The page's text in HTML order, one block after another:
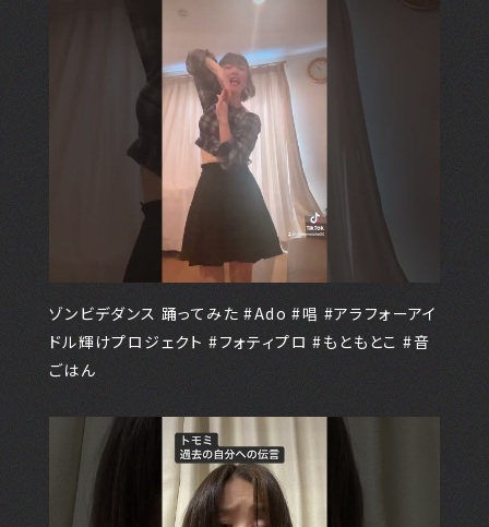
ゾンビデダンス 踊ってみた #Ado #唱 #アラフォーアイ
ドル輝けプロジェクト #フォティプロ #もともとこ #音
ごはん